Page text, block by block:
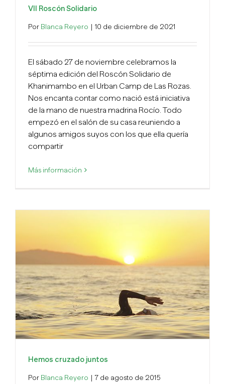
VII Roscón Solidario
Por Blanca Reyero | 10 de diciembre de 2021
El sábado 27 de noviembre celebramos la
séptima edición del Roscón Solidario de
Khanimambo en el Urban Camp de Las Rozas.
Nos encanta contar como nació está iniciativa
de la mano de nuestra madrina Rocío. Todo
empezó en el salón de su casa reuniendo a
algunos amigos suyos con los que ella quería
compartir
Más información
Hemos cruzado juntos
Por Blanca Reyero | 7 de agosto de 2015